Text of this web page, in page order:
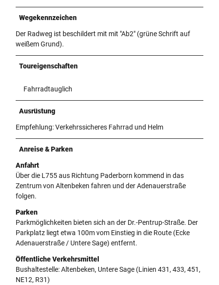
Wegekennzeichen
Der Radweg ist beschildert mit mit "Ab2" (grüne Schrift auf
weißem Grund).
Toureigenschaften
Fahrradtauglich
Ausrüstung
Empfehlung: Verkehrssicheres Fahrrad und Helm
Anreise & Parken
Anfahrt
Über die L755 aus Richtung Paderborn kommend in das
Zentrum von Altenbeken fahren und der Adenauerstraße
folgen.
Parken
Parkmöglichkeiten bieten sich an der Dr.-Pentrup-Straße. Der
Parkplatz liegt etwa 100m vom Einstieg in die Route (Ecke
Adenauerstraße / Untere Sage) entfernt.
Öffentliche Verkehrsmittel
Bushaltestelle: Altenbeken, Untere Sage (Linien 431, 433, 451,
NE12, R31)